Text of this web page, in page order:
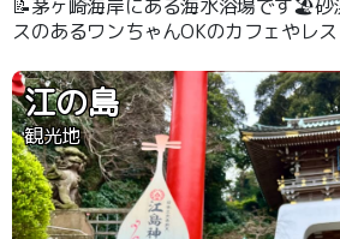
📝茅ヶ崎海岸にある海水浴場です🏖️砂
スのあるワンちゃんOKのカフェやレ
江の島
観光地